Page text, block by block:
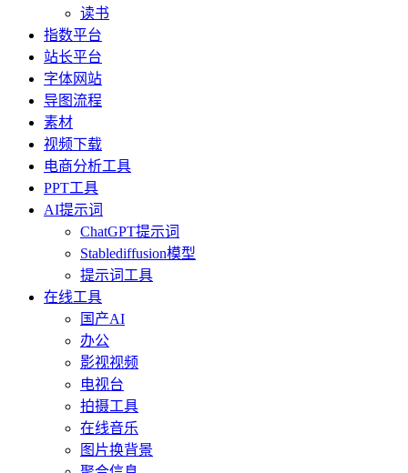
读书
指数平台
站长平台
字体网站
导图流程
素材
视频下载
电商分析工具
PPT工具
AI提示词
ChatGPT提示词
Stablediffusion模型
提示词工具
在线工具
国产AI
办公
影视视频
电视台
拍摄工具
在线音乐
图片换背景